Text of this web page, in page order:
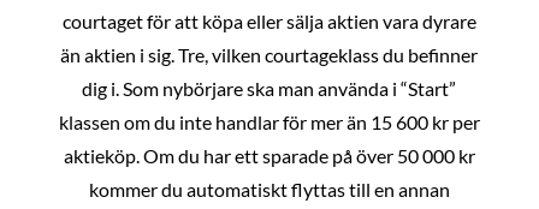
courtaget för att köpa eller sälja aktien vara dyrare
än aktien i sig. Tre, vilken courtageklass du befinner
dig i. Som nybörjare ska man använda i “Start”
klassen om du inte handlar för mer än 15 600 kr per
aktieköp. Om du har ett sparade på över 50 000 kr
kommer du automatiskt flyttas till en annan